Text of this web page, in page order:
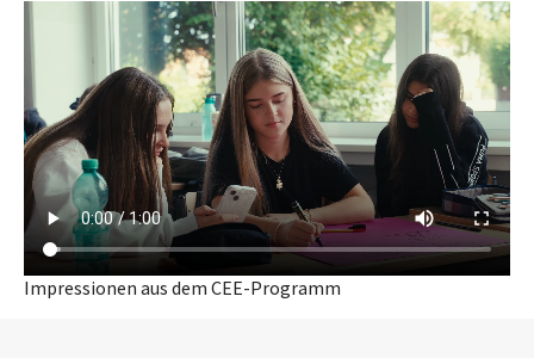
Impressionen aus dem CEE-Programm